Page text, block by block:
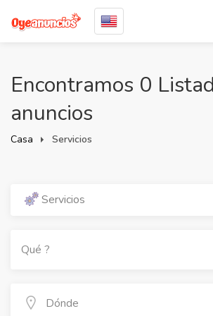
Encontramos 0
anuncios
Casa Servicios
Servicios